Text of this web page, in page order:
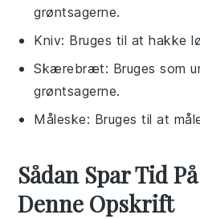
grøntsagerne.
Kniv: Bruges til at hakke
Skærebræt: Bruges som
grøntsagerne.
Måleske: Bruges til at
Sådan Spar Tid
Denne Opskrift